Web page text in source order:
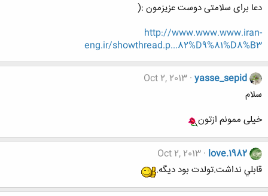
دعا برای سلامتی دوست عزیزمون :(
http://www.www.www.iran-
eng.ir/showthread.p...82%D9%81%D8%B3
yasse_sepid
Oct 2, 2013
سلام
خیلی ممونم ازتون
love.1982
Oct 2, 2013
قابلي نداشت.تولدت بود ديگه.